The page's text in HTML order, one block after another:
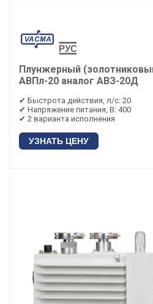
Плунжерный
АВПл-20 аналог АВЗ-20Д
✔ Быстрота действия, л/с: 20
✔ Напряжение питания, В: 400
✔ 2 варианта исполнения
УЗНАТЬ ЦЕНУ